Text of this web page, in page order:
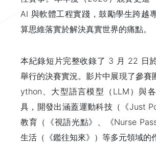
AI 與軟體工程實踐，鼓勵學生跨越
算思維落實於解決真實世界的痛點。
本紀錄短片完整收錄了 3 月 22 日
舉行的決賽實況。影片中展現了參賽
ython、大型語言模型（LLM）與
具，開發出涵蓋運動科技（《Just
教育（《視語光點》、《Nurse
生活（《鑑往知來》）等多元領域的